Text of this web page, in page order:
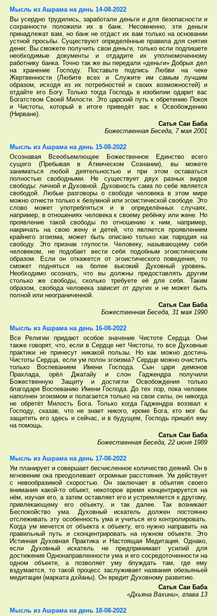
Мысль из Ашрама на день 14-08-2022
Вы усердно трудились, заработали деньги и для безопасности и
сохранности положили их в банк. Несомненно, эти деньги
принадлежат вам, но банк не отдаст их вам только на основании
устной просьбы. Существуют определённые правила для снятия
денег. Вы сможете получить свои деньги, только если подпишете
необходимые документы и отдадите их уполномоченному
работнику банка. Точно так же вы передали «деньги» Добрых дел
на хранение Господу. Поставьте подпись Любви на чеке
Жертвенности (Любите всех и Служите им самым лучшим
образом, исходя из их потребностей и своих возможностей) и
отдайте его Богу. Только тогда Господь в изобилии одарит вас
Богатством Своей Милости. Это царский путь к обретению Покоя
и Чистоты, который в итоге приведёт вас к Освобождению
(Нирване).
Сатья Саи Баба
Божественная Беседа, 7 мая 2001
Мысль из Ашрама на день 15-08-2022
Осознавая Всеобъемлющее Божественное Единство всего
сущего (Пребывая в Атмическом Сознании), вы можете
заниматься любой деятельностью и при этом оставаться
полностью свободными. Не существует двух разных видов
свободы: личной и Духовной. Духовность сама по себе является
свободой. Любые разговоры о свободе человека в этом мире
можно отнести только к безумной или эгоистической свободе. Это
слово может употребляться и в определённых случаях,
например, в отношениях человека к своему ребёнку или жене. Но
проявление такой свободы по отношению к ним, например,
накричать на свою жену и детей, что является проявлением
крайнего эгоизма, может быть описано только как пародия на
свободу. Это признак глупости. Человеку, называющему себя
человеком, не подобает вести себя подобным эгоистическим
образом. Если он откажется от эгоистического поведения, то
сможет подняться на более высокий Духовный уровень.
Необходимо осознать, что вы должны предоставлять другим
столько же свободы, сколько требуете её для себя. Таким
образом, свобода человека зависит от других и не может быть
полной или неограниченной.
Сатья Саи Баба
Божественная Беседа, 31 мая 1990
Мысль из Ашрама на день 16-08-2022
Все Религии придают особое значение Чистоте Сердца. Они
также говорят, что, если в Сердце нет Чистоты, то все Духовные
практики не принесут никакой пользы. Но как можно достичь
Чистоты Сердца, если ум полон эгоизма? Сердце можно очистить
только Воспеванием Имени Господа. Сын царя демонов
Прахлада, орёл Джатайу и слон Гаджендра получили
Божественную Защиту и достигли Освобождения только
благодаря Воспеванию Имени Господа. До тех пор, пока человек
наполнен эгоизмом и полагается только на свои силы, он никогда
не обретёт Милость Бога. Только когда Гаджендра воззвал к
Господу, сказав, что не знает никого, кроме Бога, кто мог бы
защитить его здесь и сейчас, и в будущем, Господь пришёл ему
на помощь.
Сатья Саи Баба
Божественная Беседа, 22 июня 1989
Мысль из Ашрама на день 17-08-2022
Ум планирует и совершает бесчисленное количество деяний. Он в
мгновение ока преодолевает огромные расстояния. Ум действует
с невообразимой скоростью. Он заключает в объятия своего
внимания какой-то объект, некоторое время концентрируется на
нём, изучая его, а затем оставляет его и устремляется к другому,
привлекающему его объекту, и так далее. Так возникает
Беспокойство ума. Духовный искатель должен постоянно
отслеживать эту особенность ума и учиться его контролировать.
Когда ум мечется от объекта к объекту, его нужно направить на
правильный путь и сконцентрировать на нужном объекте. Это
Истинная Духовная Практика и Настоящая Медитация. Однако,
если Духовный искатель не предпринимает усилий для
достижения Однонаправленности ума и его сосредоточенности на
одном объекте, а позволяет уму блуждать там, где ему
вздумается, то такой процесс заслуживает названия обезьяньей
медитации (марката дхйаны). Он вредит Духовному развитию.
Сатья Саи Баба
«Дхьяна Вахини», глава 13
Мысль из Ашрама на день 18-08-2022